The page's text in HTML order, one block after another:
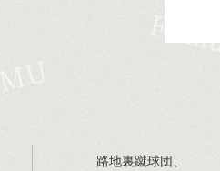
路地裏蹴球団、